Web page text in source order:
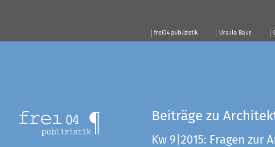
frei04 publizistik Ursula Baus
Beiträge zu
Kw 9|2015: Fragen